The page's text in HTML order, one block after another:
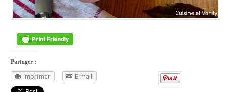
Partager :
Imprimer
E-mail